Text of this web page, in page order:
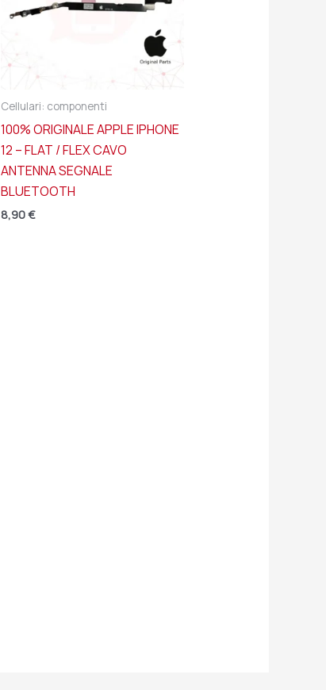
Cellulari: componenti
100% ORIGINALE APPLE IPHONE
12 – FLAT / FLEX CAVO
ANTENNA SEGNALE
BLUETOOTH
8,90€